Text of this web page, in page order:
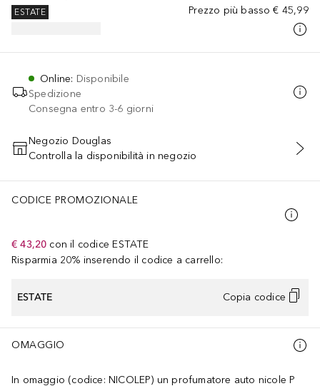
Prezzo più basso € 45,99
ESTATE
Online: Disponibile
Spedizione
Consegna entro 3-6 giorni
AGGIUNGI AL CARRELLO
Negozio Douglas
Controlla la disponibilità in negozio
CODICE PROMOZIONALE
€ 43,20 con il codice ESTATE
Risparmia 20% inserendo il codice a carrello:
ESTATE Copia codice
OMAGGIO
In omaggio (codice: NICOLEP) un profumatore auto nicole P